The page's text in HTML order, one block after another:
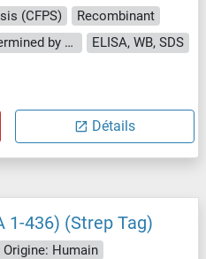
(CFPS)
Recombinant
approximately 70-80 % as determined by SDS PAGE, Western Blot and analytical SEC (HPLC).
ELISA, WB, SDS
Détails
1-436) (Strep Tag)
Origine: Humain